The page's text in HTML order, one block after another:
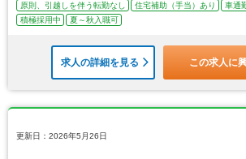
原則、引越しを伴う転勤なし
住宅補助（手当）あり 車通
積極採用中
夏～秋入職可
求人の詳細を見る この求人に
更新日：2026年5月26日